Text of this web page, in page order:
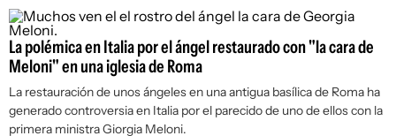
La polémica en Italia por el ángel restaurado con "la cara de
Meloni" en una iglesia de Roma
La restauración de unos ángeles en una antigua basílica de Roma ha
generado controversia en Italia por el parecido de uno de ellos con la
primera ministra Giorgia Meloni.